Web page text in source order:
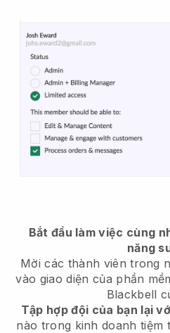
Bắt đầu làm việc cùng
năng
Mời các thành viên trong
vào giao diện của phần
Blackbell
Tập hợp đội của bạn lại
nào trong kinh doanh tiệm